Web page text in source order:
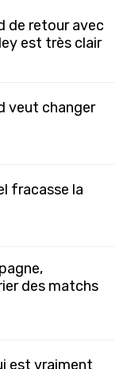
de retour avec
est très clair
veut changer
fracasse la
des matchs
est vraiment